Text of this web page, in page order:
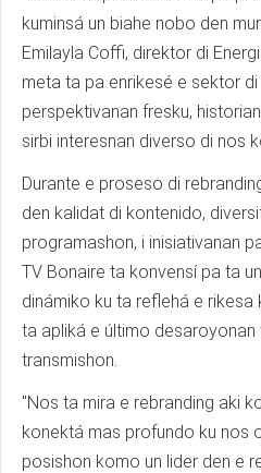
kuminsá un biahe nobo den
Emilayla Coffi, direktor di
meta ta pa enrikesé e sektor
perspektivanan fresku,
sirbi interesnan diverso di nos
Durante e proseso di
den kalidat di kontenido,
programashon, i inisiativanan
TV Bonaire ta konvensí pa ta
dinámiko ku ta reflehá e rikesa
ta apliká e último
transmishon.
"Nos ta mira e rebranding aki
konektá mas profundo ku nos
posishon komo un lider den e